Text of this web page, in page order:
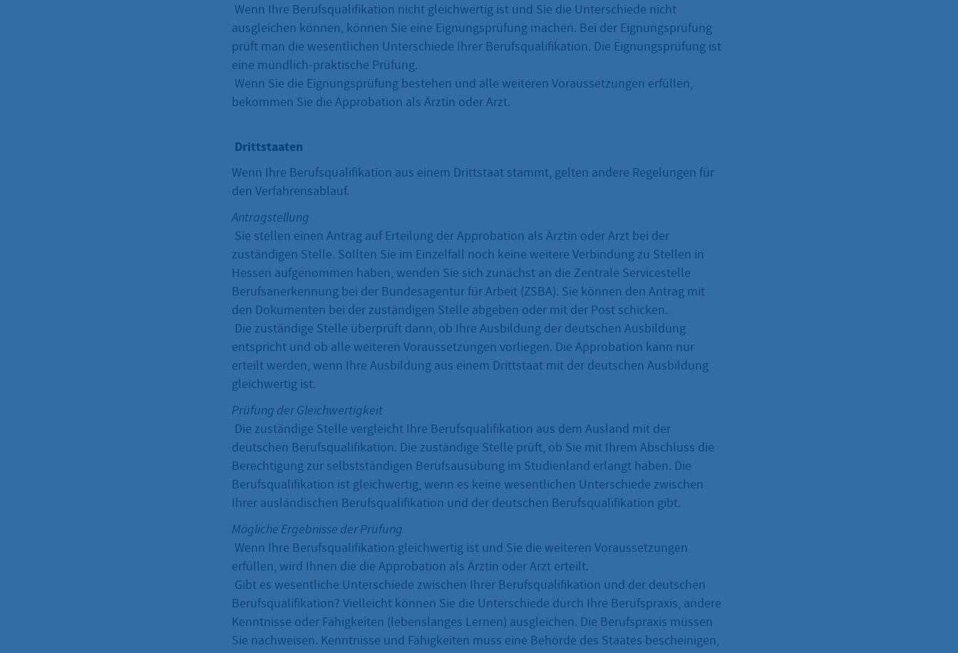
Wenn Ihre Berufsqualifikation nicht gleichwertig ist und Sie die Unterschiede nicht
ausgleichen können, können Sie eine Eignungsprüfung machen. Bei der Eignungsprüfung
prüft man die wesentlichen Unterschiede Ihrer Berufsqualifikation. Die Eignungsprüfung ist
eine mündlich-praktische Prüfung.
Wenn Sie die Eignungsprüfung bestehen und alle weiteren Voraussetzungen erfüllen,
bekommen Sie die Approbation als Ärztin oder Arzt.
Drittstaaten
Wenn Ihre Berufsqualifikation aus einem Drittstaat stammt, gelten andere Regelungen für
den Verfahrensablauf.
Antragstellung
Sie stellen einen Antrag auf Erteilung der Approbation als Ärztin oder Arzt bei der
zuständigen Stelle. Sollten Sie im Einzelfall noch keine weitere Verbindung zu Stellen in
Hessen aufgenommen haben, wenden Sie sich zunächst an die Zentrale Servicestelle
Berufsanerkennung bei der Bundesagentur für Arbeit (ZSBA). Sie können den Antrag mit
den Dokumenten bei der zuständigen Stelle abgeben oder mit der Post schicken.
Die zuständige Stelle überprüft dann, ob Ihre Ausbildung der deutschen Ausbildung
entspricht und ob alle weiteren Voraussetzungen vorliegen. Die Approbation kann nur
erteilt werden, wenn Ihre Ausbildung aus einem Drittstaat mit der deutschen Ausbildung
gleichwertig ist.
Prüfung der Gleichwertigkeit
Die zuständige Stelle vergleicht Ihre Berufsqualifikation aus dem Ausland mit der
deutschen Berufsqualifikation. Die zuständige Stelle prüft, ob Sie mit Ihrem Abschluss die
Berechtigung zur selbstständigen Berufsausübung im Studienland erlangt haben. Die
Berufsqualifikation ist gleichwertig, wenn es keine wesentlichen Unterschiede zwischen
Ihrer ausländischen Berufsqualifikation und der deutschen Berufsqualifikation gibt.
Mögliche Ergebnisse der Prüfung
Wenn Ihre Berufsqualifikation gleichwertig ist und Sie die weiteren Voraussetzungen
erfüllen, wird Ihnen die die Approbation als Ärztin oder Arzt erteilt.
Gibt es wesentliche Unterschiede zwischen Ihrer Berufsqualifikation und der deutschen
Berufsqualifikation? Vielleicht können Sie die Unterschiede durch Ihre Berufspraxis, andere
Kenntnisse oder Fähigkeiten (lebenslanges Lernen) ausgleichen. Die Berufspraxis müssen
Sie nachweisen. Kenntnisse und Fähigkeiten muss eine Behörde des Staates bescheinigen,